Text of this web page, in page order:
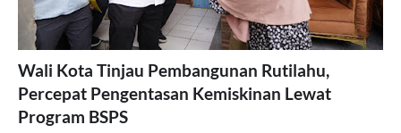
Wali Kota Tinjau Pembangunan Rutilahu,
Percepat Pengentasan Kemiskinan Lewat
Program BSPS